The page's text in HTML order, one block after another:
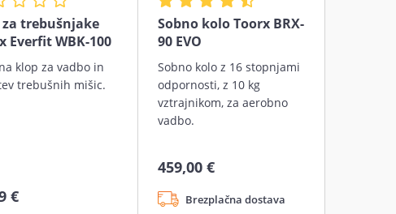
za trebušnjake
Everfit WBK-100
klop za vadbo in
trebušnih mišic.
€
Sobno kolo Toorx BRX-
90 EVO
Sobno kolo z 16 stopnjami
odpornosti, z 10 kg
vztrajnikom, za aerobno
vadbo.
459,00 €
Brezplačna dostava